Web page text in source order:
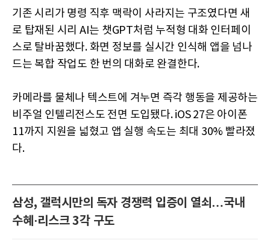
기존 시리가 명령 직후 맥락이 사라지는 구조였다면 새
로 탑재된 시리 AI는 챗GPT처럼 누적형 대화 인터페이
스로 탈바꿈했다. 화면 정보를 실시간 인식해 앱을 넘나
드는 복합 작업도 한 번의 대화로 완결한다.
카메라를 물체나 텍스트에 겨누면 즉각 행동을 제공하는
비주얼 인텔리전스도 전면 도입됐다. iOS 27은 아이폰
11까지 지원을 넓혔고 앱 실행 속도는 최대 30% 빨라졌
다.
삼성, 갤럭시만의 독자 경쟁력 입증이 열쇠…국내
수혜·리스크 3각 구도